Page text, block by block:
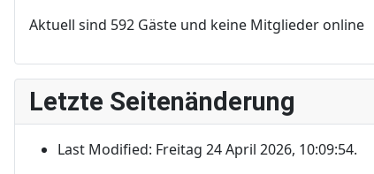
Aktuell sind 592 Gäste und keine Mitglieder online
Letzte Seitenänderung
Last Modified: Freitag 24 April 2026, 10:09:54.